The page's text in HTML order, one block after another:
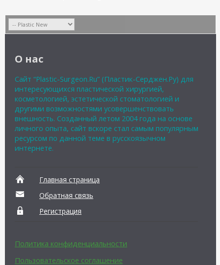
О нас
Сайт “Plastic-Surgeon.Ru” (Пластик-Серджен.Ру) для
интересующихся пластической хирургией,
косметологией, эстетической стоматологией и
другими возможностями усовершенствовать
внешность. Созданный летом 2004 года на основе
личного опыта, сайт вскоре стал самым популярным
ресурсом по данной теме в русскоязычном
интернете.
Главная страница
Обратная связь
Регистрация
Политика конфиденциальности
Пользовательское соглашение